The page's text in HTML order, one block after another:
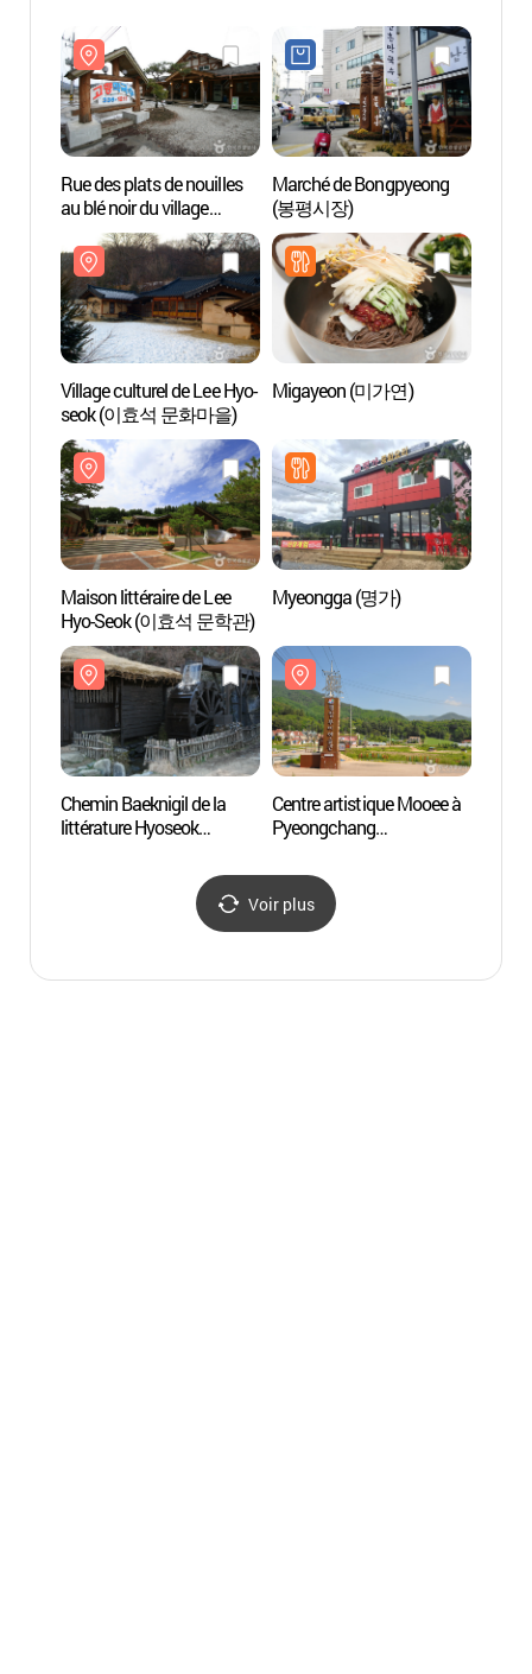
Rue des plats de nouilles
au blé noir du village
culturel Hyoseok
(효석문화마을
메밀음식거리)
Marché de Bongpyeong
(봉평시장)
Village culturel de Lee Hyo-
seok (이효석 문화마을)
Migayeon (미가연)
Maison littéraire de Lee
Hyo-Seok (이효석 문학관)
Myeongga (명가)
Chemin Baeknigil de la
littérature Hyoseok
Centre artistique Mooee à
Pyeongchang
Voir plus